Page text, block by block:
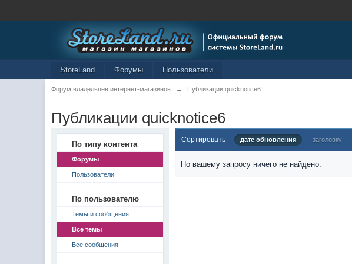
StoreLand Форумы Пользователи
Форум владельцев интернет-магазинов → Публикации quicknotice6
Публикации quicknotice6
По типу контента
Форумы
Пользователи
По пользователю
Темы и сообщения
Все темы
Все сообщения
Сортировать дате обновления заголовку
По вашему запросу ничего не найдено.